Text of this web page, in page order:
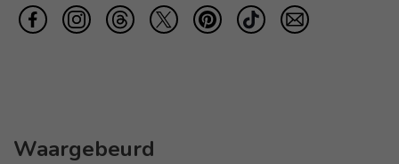
Waargebeurd